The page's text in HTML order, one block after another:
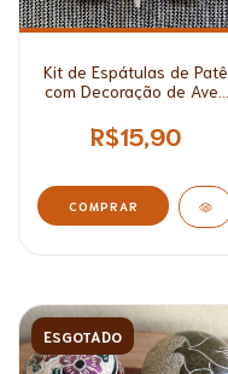
Kit de Espátulas de Patê
com Decoração de Aves
R$15,90
COMPRAR
ESGOTADO